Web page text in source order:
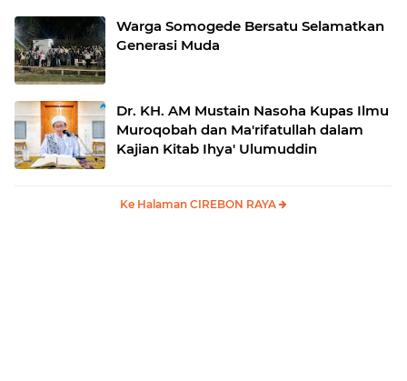
Warga Somogede Bersatu Selamatkan
Generasi Muda
Dr. KH. AM Mustain Nasoha Kupas Ilmu
Muroqobah dan Ma'rifatullah dalam
Kajian Kitab Ihya' Ulumuddin
Ke Halaman CIREBON RAYA